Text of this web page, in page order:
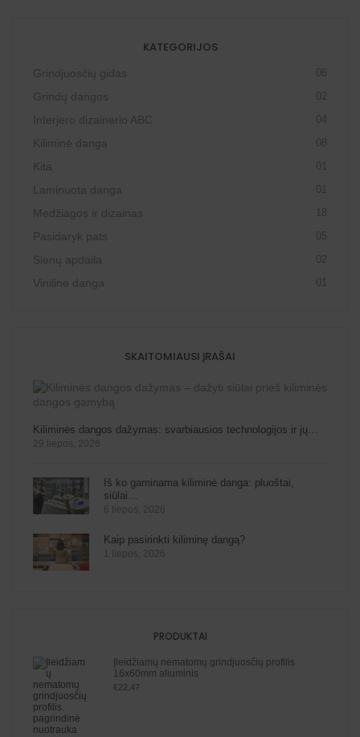
KATEGORIJOS
Grindjuosčių gidas 06
Grindų dangos 02
Interjero dizainerio ABC 04
Kiliminė danga 08
Kita 01
Laminuota danga 01
Medžiagos ir dizainas 18
Pasidaryk pats 05
Sienų apdaila 02
Vinilinė danga 01
SKAITOMIAUSI ĮRAŠAI
Kiliminės dangos dažymas: svarbiausios technologijos ir jų…
29 liepos, 2026
Iš ko gaminama kiliminė danga: pluoštai,
siūlai…
6 liepos, 2026
Kaip pasirinkti kiliminę dangą?
1 liepos, 2026
PRODUKTAI
Įleidžiamų nematomų grindjuosčių profilis
16x60mm aliuminis
€ 22.47